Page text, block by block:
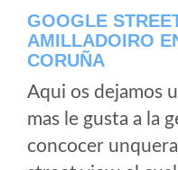
GOOGLE
AMILLADOIRO
CORUÑA
Aqui os dejamos
mas le gusta a la
concocer